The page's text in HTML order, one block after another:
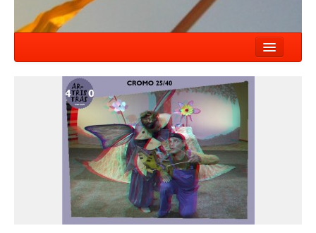
NOTÍCIAS
ESPECTÁCULOS
COMPAÑIA
TALLER
CONTACTO